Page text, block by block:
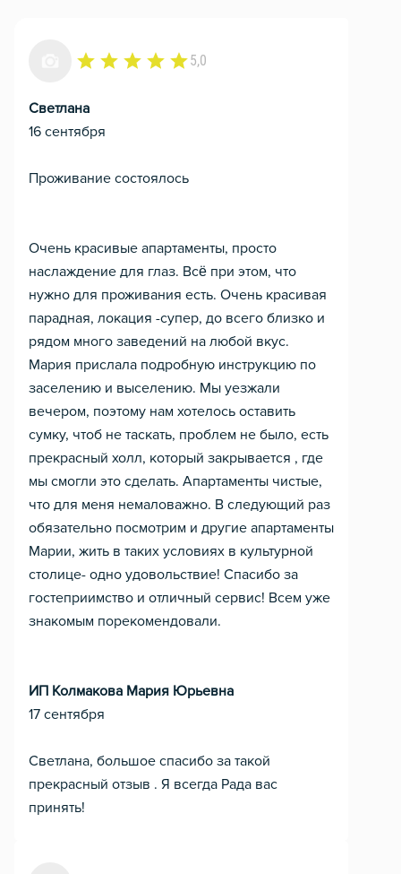
5,0
Светлана
16 сентября
Проживание состоялось
Очень красивые апартаменты, просто
наслаждение для глаз. Всё при этом, что
нужно для проживания есть. Очень красивая
парадная, локация -супер, до всего близко и
рядом много заведений на любой вкус.
Мария прислала подробную инструкцию по
заселению и выселению. Мы уезжали
вечером, поэтому нам хотелось оставить
сумку, чтоб не таскать, проблем не было, есть
прекрасный холл, который закрывается , где
мы смогли это сделать. Апартаменты чистые,
что для меня немаловажно. В следующий раз
обязательно посмотрим и другие апартаменты
Марии, жить в таких условиях в культурной
столице- одно удовольствие! Спасибо за
гостеприимство и отличный сервис! Всем уже
знакомым порекомендовали.
ИП Колмакова Мария Юрьевна
17 сентября
Светлана, большое спасибо за такой
прекрасный отзыв . Я всегда Рада вас
принять!